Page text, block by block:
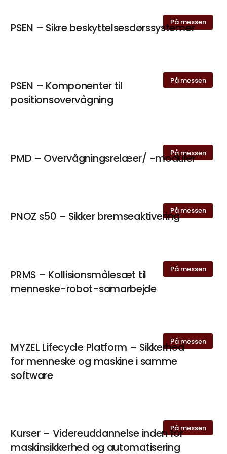
På messen
PSEN – Sikre beskyttelsesdørssystemer
På messen
PSEN – Komponenter til
positionsovervågning
På messen
PMD – Overvågningsrelæer/ -moduler
På messen
PNOZ s50 – Sikker bremseaktivering
På messen
PRMS – Kollisionsmålesæt til
menneske-robot-samarbejde
På messen
MYZEL Lifecycle Platform – Sikkerhed
for menneske og maskine i samme
software
På messen
Kurser – Videreuddannelse inden for
maskinsikkerhed og automatisering